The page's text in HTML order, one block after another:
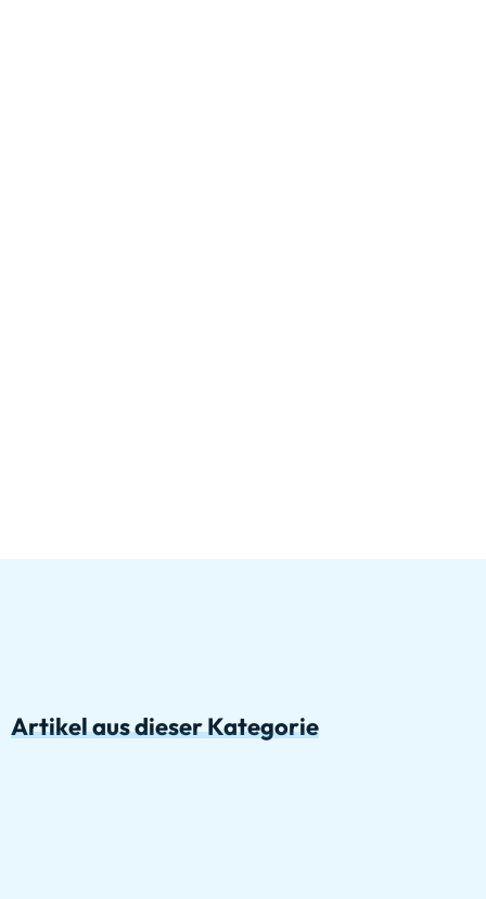
Artikel aus dieser Kategorie